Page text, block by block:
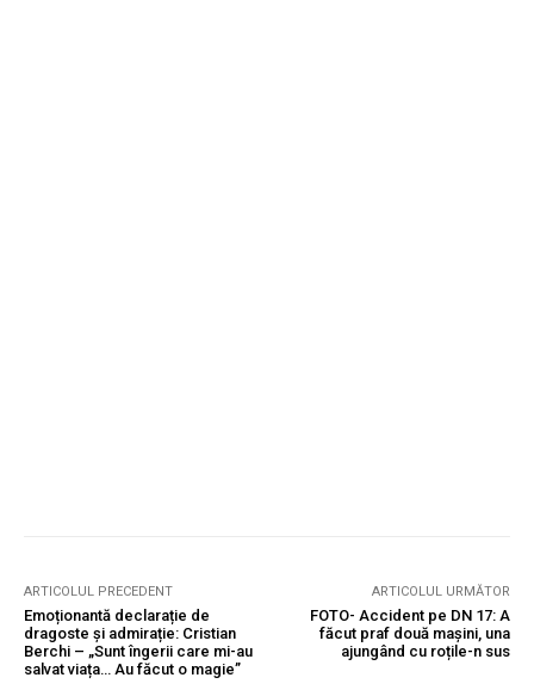
ARTICOLUL PRECEDENT
Emoționantă declarație de
dragoste și admirație: Cristian
Berchi – „Sunt îngerii care mi-au
salvat viața… Au făcut o magie”
ARTICOLUL URMĂTOR
FOTO- Accident pe DN 17: A
făcut praf două mașini, una
ajungând cu roțile-n sus